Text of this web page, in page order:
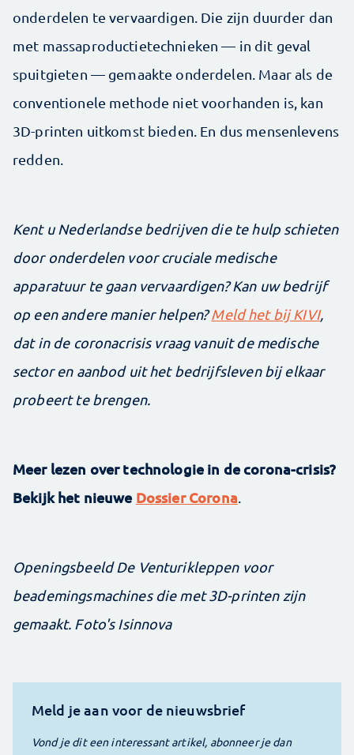
onderdelen te vervaardigen. Die zijn duurder dan
met massaproductietechnieken — in dit geval
spuitgieten — gemaakte onderdelen. Maar als de
conventionele methode niet voorhanden is, kan
3D-printen uitkomst bieden. En dus mensenlevens
redden.
Kent u Nederlandse bedrijven die te hulp schieten
door onderdelen voor cruciale medische
apparatuur te gaan vervaardigen? Kan uw bedrijf
op een andere manier helpen?Meld het bij KIVI,
dat in de coronacrisis vraag vanuit de medische
sector en aanbod uit het bedrijfsleven bij elkaar
probeert te brengen.
Meer lezen over technologie in de corona-crisis?
Bekijk het nieuwe Dossier Corona
Openingsbeeld De Venturikleppen voor
beademingsmachines die met 3D-printen zijn
gemaakt. Foto's Isinnova
Meld je aan voor de nieuwsbrief
Vond je dit een interessant artikel, abonneer je dan